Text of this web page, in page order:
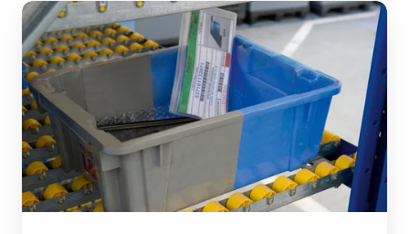
7
tips
voor
handig
voorraadbeheer
met
kanban